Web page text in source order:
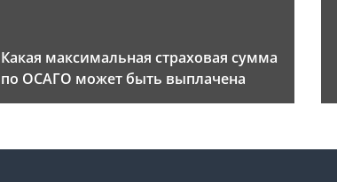
Какая максимальная страховая сумма
по ОСАГО может быть выплачена